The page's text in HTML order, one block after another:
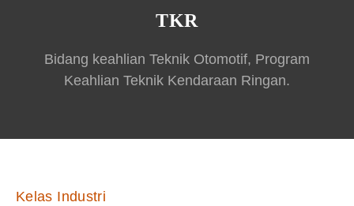
TKR
Bidang keahlian Teknik Otomotif, Program
Keahlian Teknik Kendaraan Ringan.
Kelas Industri